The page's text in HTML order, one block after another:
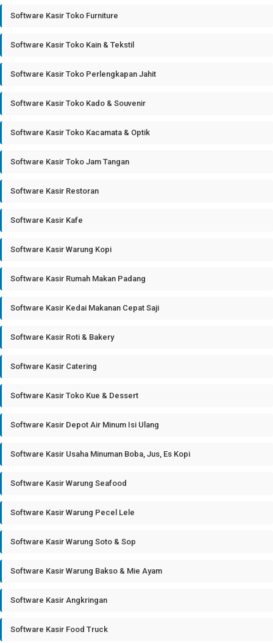
Software Kasir Toko Furniture
Software Kasir Toko Kain & Tekstil
Software Kasir Toko Perlengkapan Jahit
Software Kasir Toko Kado & Souvenir
Software Kasir Toko Kacamata & Optik
Software Kasir Toko Jam Tangan
Software Kasir Restoran
Software Kasir Kafe
Software Kasir Warung Kopi
Software Kasir Rumah Makan Padang
Software Kasir Kedai Makanan Cepat Saji
Software Kasir Roti & Bakery
Software Kasir Catering
Software Kasir Toko Kue & Dessert
Software Kasir Depot Air Minum Isi Ulang
Software Kasir Usaha Minuman Boba, Jus, Es Kopi
Software Kasir Warung Seafood
Software Kasir Warung Pecel Lele
Software Kasir Warung Soto & Sop
Software Kasir Warung Bakso & Mie Ayam
Software Kasir Angkringan
Software Kasir Food Truck